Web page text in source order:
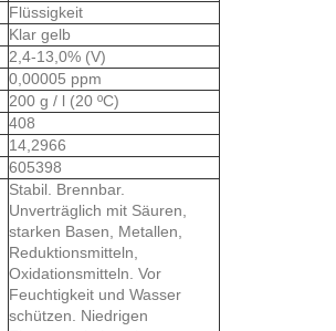
Flüssigkeit
Klar gelb
2,4-13,0% (V)
0,00005 ppm
200 g / l (20 ºC)
408
14,2966
605398
Stabil. Brennbar.
Unverträglich mit Säuren,
starken Basen, Metallen,
Reduktionsmitteln,
Oxidationsmitteln. Vor
Feuchtigkeit und Wasser
schützen. Niedrigen